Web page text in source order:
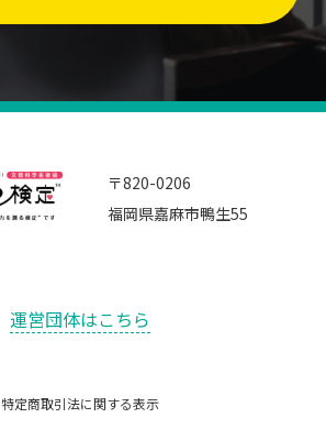
〒820-0206
福岡県嘉麻市鴨生55
運営団体はこちら
特定商取引法に関する表示